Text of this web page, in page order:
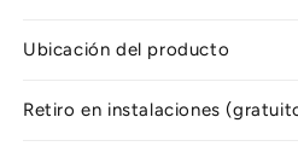
Ubicación del producto
Retiro en instalaciones